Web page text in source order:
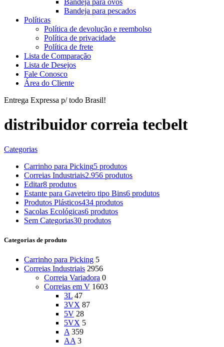
Bandeja para ovos
Bandeja para pescados
Políticas
Política de devolução e reembolso
Política de privacidade
Política de frete
Lista de Comparação
Lista de Desejos
Fale Conosco
Área do Cliente
Entrega Expressa p/ todo Brasil!
distribuidor correia tecbelt
Categorias
Carrinho para Picking5 produtos
Correias Industriais2.956 produtos
Editar8 produtos
Estante para Gaveteiro tipo Bins6 produtos
Produtos Plásticos434 produtos
Sacolas Ecológicas6 produtos
Sem Categorias30 produtos
Categorias de produto
Carrinho para Picking 5
Correias Industriais 2956
Correia Variadora 0
Correias em V 1603
3L 47
3VX 87
5V 28
5VX 5
A 359
AA 3